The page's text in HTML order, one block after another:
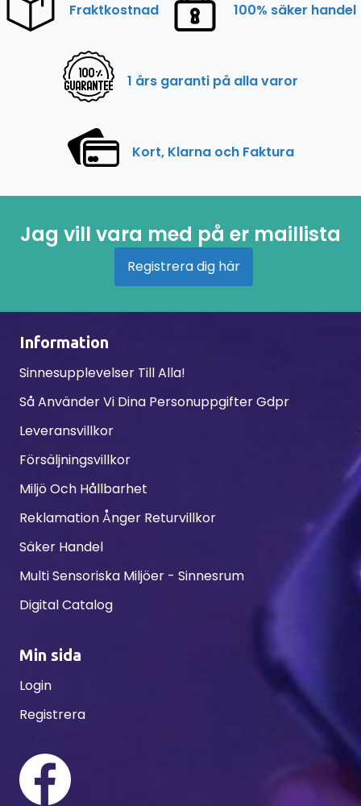
Fraktkostnad 100% säker handel
1 års garanti på alla varor
Kort, Klarna och Faktura
Jag vill vara med på er maillista
Registrera dig här
Information
Sinnesupplevelser Till Alla!
Så Använder Vi Dina Personuppgifter Gdpr
Leveransvillkor
Försäljningsvillkor
Miljö Och Hållbarhet
Reklamation Ånger Returvillkor
Säker Handel
Multi Sensoriska Miljöer - Sinnesrum
Digital Catalog
Min sida
Login
Registrera